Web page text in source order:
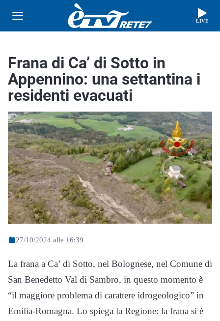
LIVE
Frana di Ca’ di Sotto in
Appennino: una settantina i
residenti evacuati
27/10/2024 alle 16:39
La frana a Ca’ di Sotto, nel Bolognese, nel Comune di
San Benedetto Val di Sambro, in questo momento è
“il maggiore problema di carattere idrogeologico” in
Emilia-Romagna. Lo spiega la Regione: la frana si è